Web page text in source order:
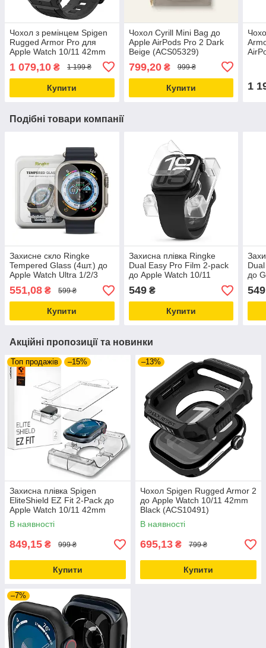
Чохол з ремінцем Spigen
Rugged Armor Pro для
Apple Watch 10/11 42mm
1 079,10 ₴ 1 199 ₴
Купити
Чохол Cyrill Mini Bag до
Apple AirPods Pro 2 Dark
Beige (ACS05329)
799,20₴ 999 ₴
Купити 1
Подібні товари компанії
Захисне скло Ringke
Tempered Glass (4шт.) до
Apple Watch Ultra 1/2/3
49mm Clear (G4as095)
551,08 ₴ 599 ₴
Купити
Захисна плівка Ringke
Dual Easy Pro Film 2-pack
до Apple Watch 10/11
46mm Clear (D2P1022)
549₴
Купити
до
549
Акційні пропозиції та новинки
Топ продажів –15%
Захисна плівка Spigen
EliteShield EZ Fit 2-Pack до
Apple Watch 10/11 42mm
(AFL08580)
В наявності
849,15 ₴ 999 ₴
Купити
–13%
Чохол Spigen Rugged Armor 2
до Apple Watch 10/11 42mm
Black (ACS10491)
В наявності
695,13 ₴ 799 ₴
Купити
–7%